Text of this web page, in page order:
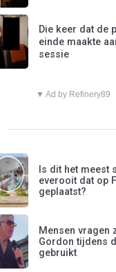
Die keer dat de
einde maakte
sessie
▼ Ad by Refinery89
Is dit het meest
everooit dat op
geplaatst?
Mensen vragen
Gordon tijdens
gebruikt